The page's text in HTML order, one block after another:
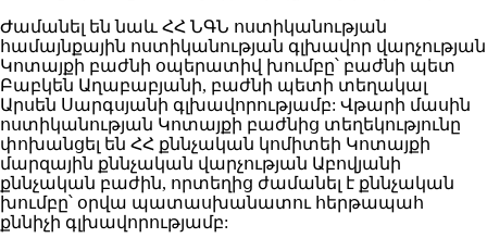
Ժամանել են նաև ՀՀ ՆԳՆ ոստիկանության
համայնքային ոստիկանության գլխավոր վարչության
Կոտայքի բաժնի օպերատիվ խումբը՝ բաժնի պետ
Բաբկեն Աղաբաբյանի, բաժնի պետի տեղակալ
Արսեն Սարգսյանի գլխավորությամբ: Վթարի մասին
ոստիկանության Կոտայքի բաժնից տեղեկությունը
փոխանցել են ՀՀ քննչական կոմիտեի Կոտայքի
մարզային քննչական վարչության Աբովյանի
քննչական բաժին, որտեղից ժամանել է քննչական
խումբը՝ օրվա պատասխանատու հերթապահ
քննիչի գլխավորությամբ: